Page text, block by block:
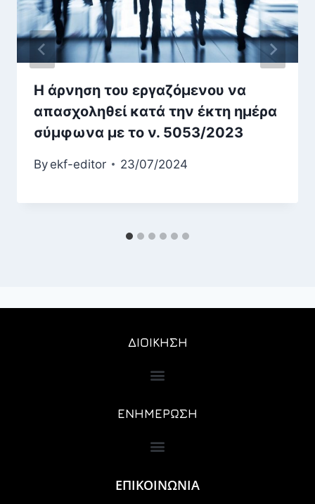
Η άρνηση του εργαζόμενου να
απασχοληθεί κατά την έκτη ημέρα
σύμφωνα με το ν. 5053/2023
By ekf-editor 23/07/2024
ΔΙΟΙΚΗΣΗ
ΕΝΗΜΕΡΩΣΗ
ΕΠΙΚΟΙΝΩΝΙΑ